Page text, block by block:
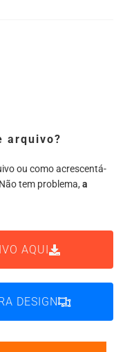
arquivo?
ou como acrescentá-
tem problema, a
AQUI
DESIGN